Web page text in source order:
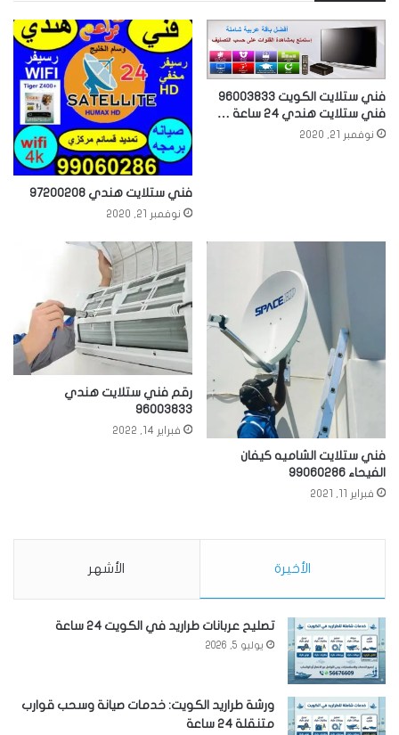
فني ستلايت الكويت 96003833
فني ستلايت هندي 24 ساعة …
نوفمبر 21, 2020
فني ستلايت هندي 97200208
نوفمبر 21, 2020
فني ستلايت الشاميه كيفان
الفيحاء 99060286
فبراير 11, 2021
رقم فني ستلايت هندي
96003833
فبراير 14, 2022
الأخيرة الأشهر
تصليح عربانات طراريد في الكويت 24 ساعة
يوليو 5, 2026
ورشة طراريد الكويت: خدمات صيانة وسحب قوارب
متنقلة 24 ساعة